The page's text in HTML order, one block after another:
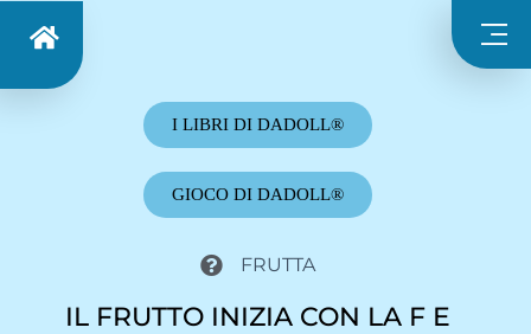
I LIBRI DI DADOLL®
GIOCO DI DADOLL®
FRUTTA
IL FRUTTO INIZIA CON LA F E